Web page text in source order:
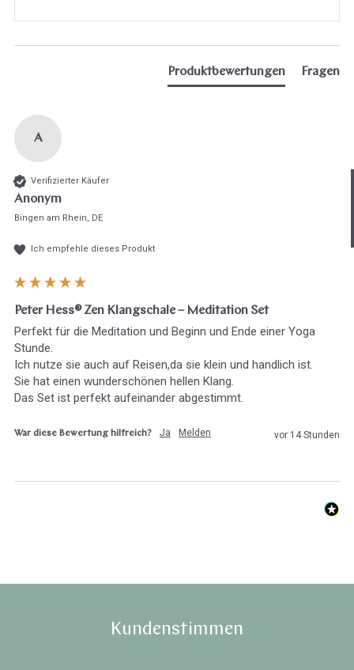
Produktbewertungen Fragen
A
Verifizierter Käufer
Anonym
Bingen am Rhein, DE
Ich empfehle dieses Produkt
Peter Hess® Zen Klangschale – Meditation Set
Perfekt für die Meditation und Beginn und Ende einer Yoga
Stunde.
Ich nutze sie auch auf Reisen,da sie klein und handlich ist.
Sie hat einen wunderschönen hellen Klang.
War diese Bewertung hilfreich? Ja Melden vor 14 Stunden
Kundenstimmen
Hast du heute gefunden, was du
Wissen oder Ratgeber